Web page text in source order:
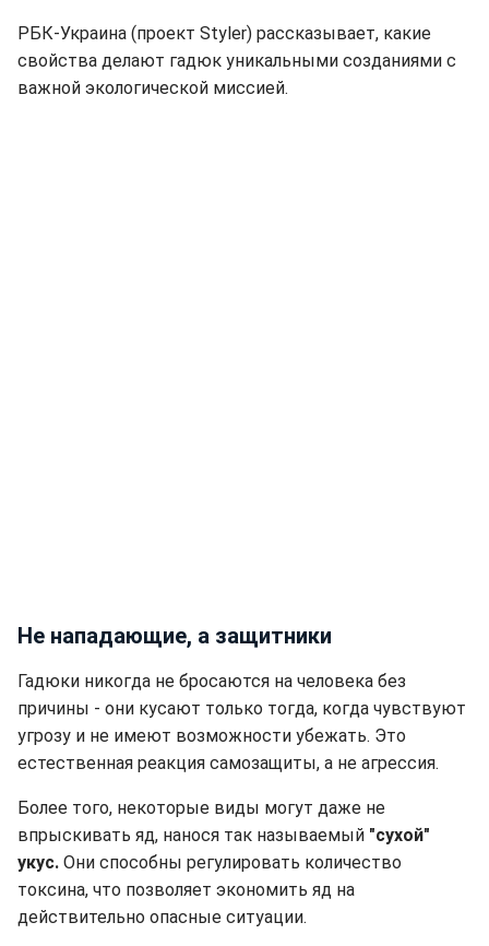
РБК-Украина (проект Styler) рассказывает, какие
свойства делают гадюк уникальными созданиями с
важной экологической миссией.
Не нападающие, а защитники
Гадюки никогда не бросаются на человека без
причины - они кусают только тогда, когда чувствуют
угрозу и не имеют возможности убежать. Это
естественная реакция самозащиты, а не агрессия.
Более того, некоторые виды могут даже не
впрыскивать яд, нанося так называемый "сухой"
укус. Они способны регулировать количество
токсина, что позволяет экономить яд на
действительно опасные ситуации.